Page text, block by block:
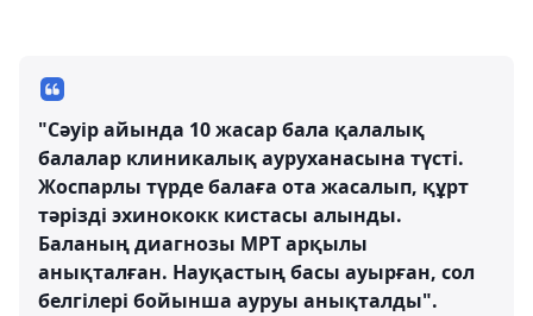
"Сәуір айында 10 жасар бала қалалық
балалар клиникалық ауруханасына түсті.
Жоспарлы түрде балаға ота жасалып, құрт
тәрізді эхинококк кистасы алынды.
Баланың диагнозы МРТ арқылы
анықталған. Науқастың басы ауырған, сол
белгілері бойынша ауруы анықталды".